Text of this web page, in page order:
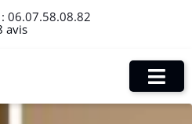
06.07.58.08.82
avis